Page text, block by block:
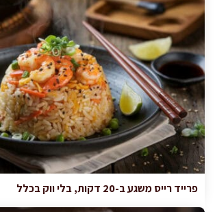
פרייד רייס משגע ב-20 דקות, בלי ווק בכלל